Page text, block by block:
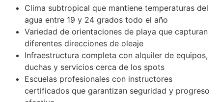
Clima subtropical que mantiene temperaturas del
agua entre 19 y 24 grados todo el año
Variedad de orientaciones de playa que capturan
diferentes direcciones de oleaje
Infraestructura completa con alquiler de equipos,
duchas y servicios cerca de los spots
Escuelas profesionales con instructores
certificados que garantizan seguridad y progreso